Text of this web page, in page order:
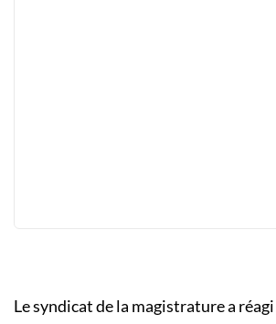
Le syndicat de la magistrature a